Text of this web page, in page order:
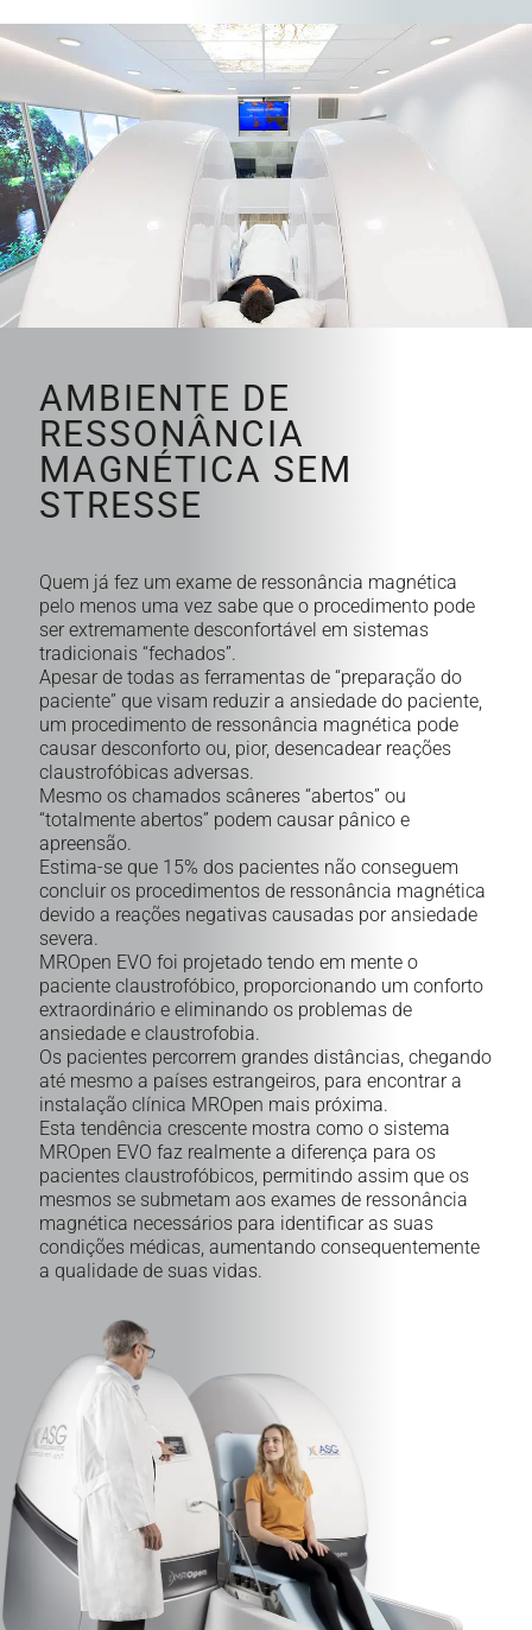
AMBIENTE DE
RESSONÂNCIA
MAGNÉTICA SEM
STRESSE
Quem já fez um exame de ressonância magnética
pelo menos uma vez sabe que o procedimento pode
ser extremamente desconfortável em sistemas
tradicionais “fechados”.
Apesar de todas as ferramentas de “preparação do
paciente” que visam reduzir a ansiedade do paciente,
um procedimento de ressonância magnética pode
causar desconforto ou, pior, desencadear reações
claustrofóbicas adversas.
Mesmo os chamados scâneres “abertos” ou
“totalmente abertos” podem causar pânico e
apreensão.
Estima-se que 15% dos pacientes não conseguem
concluir os procedimentos de ressonância magnética
devido a reações negativas causadas por ansiedade
severa.
MROpen EVO foi projetado tendo em mente o
paciente claustrofóbico, proporcionando um conforto
extraordinário e eliminando os problemas de
ansiedade e claustrofobia.
Os pacientes percorrem grandes distâncias, chegando
até mesmo a países estrangeiros, para encontrar a
instalação clínica MROpen mais próxima.
Esta tendência crescente mostra como o sistema
MROpen EVO faz realmente a diferença para os
pacientes claustrofóbicos, permitindo assim que os
mesmos se submetam aos exames de ressonância
magnética necessários para identificar as suas
condições médicas, aumentando consequentemente
a qualidade de suas vidas.